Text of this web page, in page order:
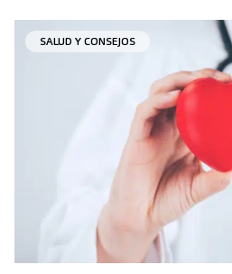
SALUD Y CONSEJOS